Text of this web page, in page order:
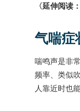
〈延伸阅读：
气喘症
喘鸣声是非
频率、类似
人靠近时也能